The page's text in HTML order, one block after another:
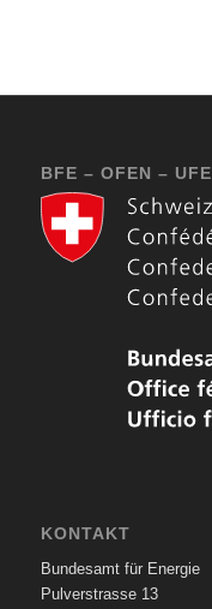
BFE – OFEN – UFE
KONTAKT
Bundesamt für Energie
Pulverstrasse 13